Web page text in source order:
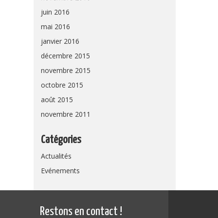
juin 2016
mai 2016
janvier 2016
décembre 2015
novembre 2015
octobre 2015
août 2015
novembre 2011
Catégories
Actualités
Evénements
Restons en contact !